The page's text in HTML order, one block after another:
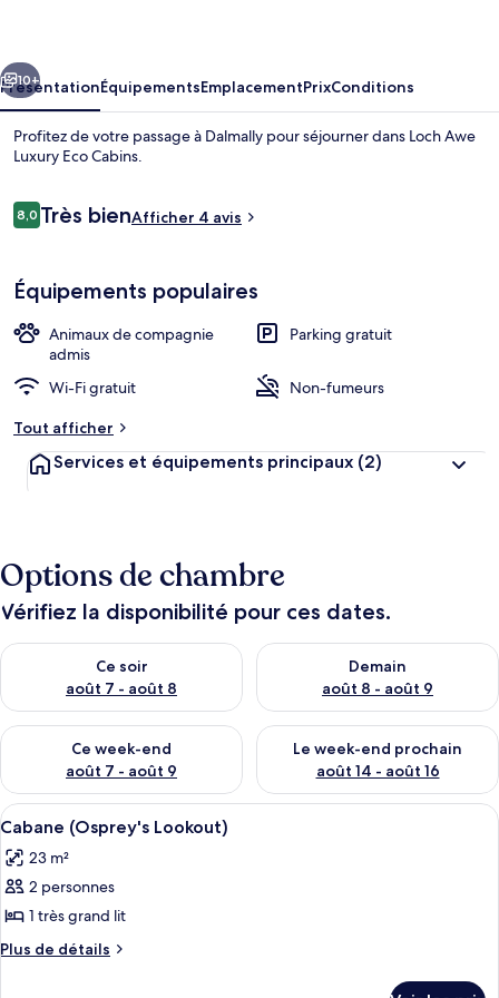
Cabins
Cabane (Osprey's Lookout) | Draps
Suivant
10+
PrésentationÉquipementsEmplacementPrixConditions
Profitez de votre passage à Dalmally pour séjourner dans Loch Awe
Luxury Eco Cabins.
Avis
voyageurs
8,08,0 sur 10
Très bienAfficher 4 avis
Équipements populaires
Animaux de compagnie
admis
Parking gratuit
Wi-Fi gratuit
Non-fumeurs
Tout afficher
Services et équipements principaux (2)
Options de chambre
Vérifiez la disponibilité pour ces dates.
Ce soir
août 7 - août 8
Vérifier la disponibilité pour ce soir août 7 - août 8
Demain
août 8 - août 9
Vérifier la disponibilité pour
Ce week-end
août 7 - août 9
Vérifier la disponibilité pour ce week-end août 7 - août 9
Le week-end prochain
août 14 - août 16
Vérifier la disponibilité pour
Afficher
toutes
les
photos
pour
ce
Une terrasse en bois offrant une vue
7
Cabane (Osprey's Lookout)
23 m²
2 personnes
1 très grand lit
Plus de détails
Plus